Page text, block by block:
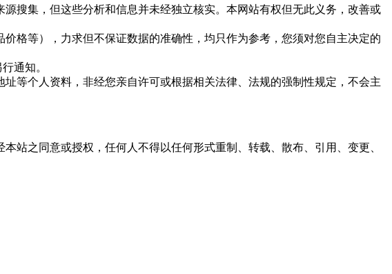
搜集，但这些分析和信息并未经独立核实。本网站有权但无此义务，改善或
格等），力求但不保证数据的准确性，均只作为参考，您须对您自主决定的
通知。
等个人资料，非经您亲自许可或根据相关法律、法规的强制性规定，不会主
站之同意或授权，任何人不得以任何形式重制、转载、散布、引用、变更、